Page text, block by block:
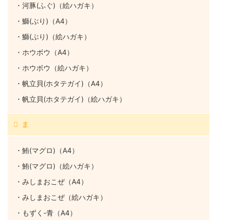
・河豚(ふぐ)（絵ハガキ）
・鰤(ぶり)（A4）
・鰤(ぶり)（絵ハガキ）
・ホウボウ（A4）
・ホウボウ（絵ハガキ）
・帆立貝(ホタテガイ)（A4）
・帆立貝(ホタテガイ)（絵ハガキ）
ま
・鮪(マグロ)（A4）
・鮪(マグロ)（絵ハガキ）
・みしまおこぜ（A4）
・みしまおこぜ（絵ハガキ）
・もずく-青（A4）